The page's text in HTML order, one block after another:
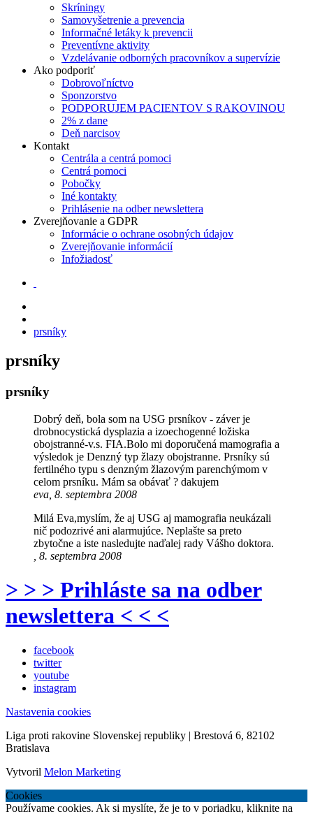
Skríningy
Samovyšetrenie a prevencia
Informačné letáky k prevencii
Preventívne aktivity
Vzdelávanie odborných pracovníkov a supervízie
Ako podporiť
Dobrovoľníctvo
Sponzorstvo
PODPORUJEM PACIENTOV S RAKOVINOU
2% z dane
Deň narcisov
Kontakt
Centrála a centrá pomoci
Centrá pomoci
Pobočky
Iné kontakty
Prihlásenie na odber newslettera
Zverejňovanie a GDPR
Informácie o ochrane osobných údajov
Zverejňovanie informácií
Infožiadosť
prsníky
prsníky
prsníky
Dobrý deň, bola som na USG prsníkov - záver je
drobnocystická dysplazia a izoechogenné ložiska
obojstranné-v.s. FIA.Bolo mi doporučená mamografia a
výsledok je Denzný typ žlazy obojstranne. Prsníky sú
fertilného typu s denzným žlazovým parenchýmom v
celom prsníku. Mám sa obávať ? dakujem
eva, 8. septembra 2008
Milá Eva,myslím, že aj USG aj mamografia neukázali
nič podozrivé ani alarmujúce. Neplašte sa preto
zbytočne a iste nasledujte naďalej rady Vášho doktora.
, 8. septembra 2008
> > > Prihláste sa na odber
newslettera < < <
facebook
twitter
youtube
instagram
Nastavenia cookies
Liga proti rakovine Slovenskej republiky | Brestová 6, 82102
Bratislava
Vytvoril Melon Marketing
Cookies
Používame cookies. Ak si myslíte, že je to v poriadku, kliknite na